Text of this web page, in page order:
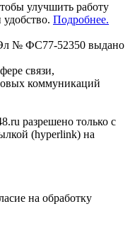
улучшить работу
Подробнее.
№ ФС77-52350 выдано
связи,
коммуникаций
разрешено только с
(hyperlink) на
на обработку